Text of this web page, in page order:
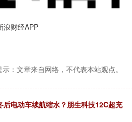
浪财经APP
：文章来自网络，不代表本站观点。
后电动车续航缩水？朋生科技12C超充